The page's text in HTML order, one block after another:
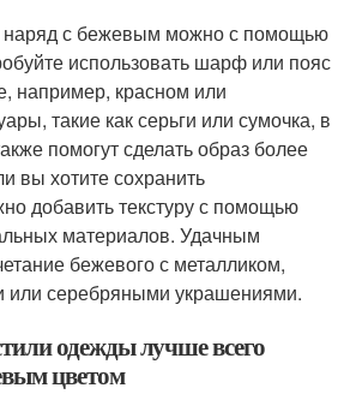
наряд с бежевым можно с помощью
использовать шарф или пояс
например, красном или
такие как серьги или сумочка, в
помогут сделать образ более
вы хотите сохранить
добавить текстуру с помощью
материалов. Удачным
бежевого с металликом,
или серебряными украшениями.
одежды лучше всего
цветом